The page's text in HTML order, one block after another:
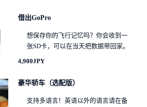
借出GoPro
想保存你的飞行记忆吗？你会收到一
张SD卡，可以在当天把数据带回家。
4,900JPY
豪华轿车（选配版）
支持多语言！英语以外的语言请在备